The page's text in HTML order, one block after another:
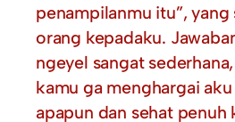
penampilanmu itu”,
orang kepadaku.
ngeyel sangat
kamu ga menghargai
apapun dan sehat penuh